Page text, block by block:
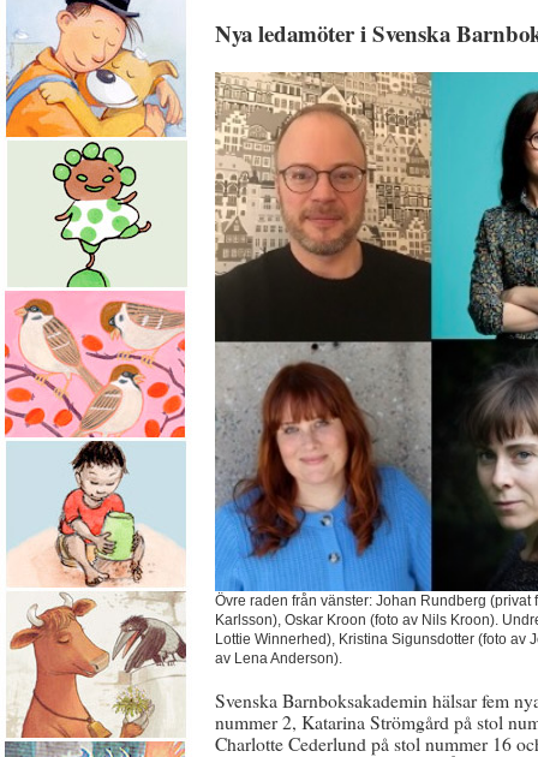
Nya ledamöter i Svenska
Övre raden från vänster: Johan Rundberg
Karlsson), Oskar Kroon (foto av Nils Kroon).
Lottie Winnerhed), Kristina Sigunsdotter (foto
av Lena Anderson).
Svenska Barnboksakademin hälsar fem
nummer 2, Katarina Strömgård på stol
Charlotte Cederlund på stol nummer 16